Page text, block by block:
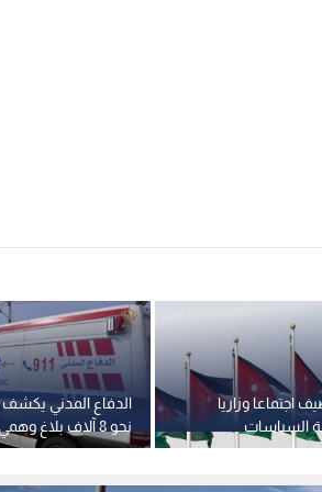
الدفاع المدني
نحو 8 آلاف بلاغ
عامين ومختصون
اجتماعا وزاريا
السياسات